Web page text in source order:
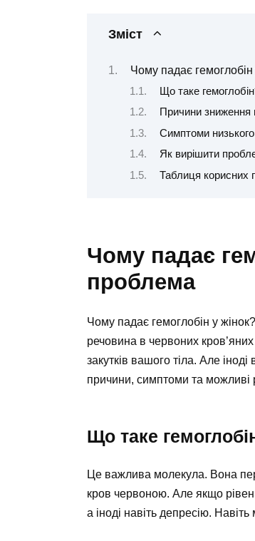
Зміст
Чому падає
Що таке
Причини зниження
Симптоми низького
Як вирішити
Таблиця корисних
Чому падає
проблема
Чому падає гемоглобін у
речовина в червоних
закутків вашого тіла. Але
причини, симптоми та можливі
Що таке
Це важлива молекула. Вона
кров червоною. Але якщо
а іноді навіть депресію.